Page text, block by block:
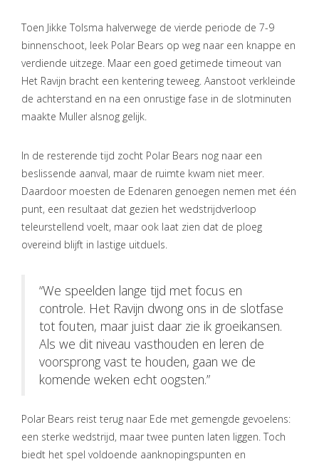
Toen Jikke Tolsma halverwege de vierde periode de 7-9
binnenschoot, leek Polar Bears op weg naar een knappe en
verdiende uitzege. Maar een goed getimede timeout van
Het Ravijn bracht een kentering teweeg. Aanstoot verkleinde
de achterstand en na een onrustige fase in de slotminuten
maakte Muller alsnog gelijk.
In de resterende tijd zocht Polar Bears nog naar een
beslissende aanval, maar de ruimte kwam niet meer.
Daardoor moesten de Edenaren genoegen nemen met één
punt, een resultaat dat gezien het wedstrijdverloop
teleurstellend voelt, maar ook laat zien dat de ploeg
overeind blijft in lastige uitduels.
“We speelden lange tijd met focus en
controle. Het Ravijn dwong ons in de slotfase
tot fouten, maar juist daar zie ik groeikansen.
Als we dit niveau vasthouden en leren de
voorsprong vast te houden, gaan we de
komende weken echt oogsten.”
Polar Bears reist terug naar Ede met gemengde gevoelens:
een sterke wedstrijd, maar twee punten laten liggen. Toch
biedt het spel voldoende aanknopingspunten en